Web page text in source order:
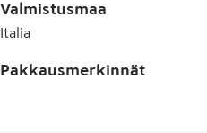
Valmistusmaa
Italia
Pakkausmerkinnät